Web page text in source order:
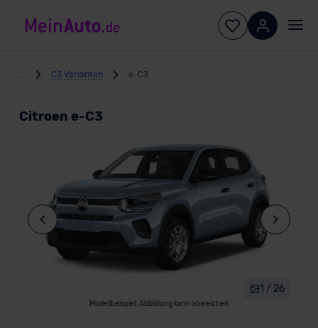
C3 Varianten e-C3
Citroen e-C3
Modellbeispiel: Abbildung kann abweichen
1 / 26